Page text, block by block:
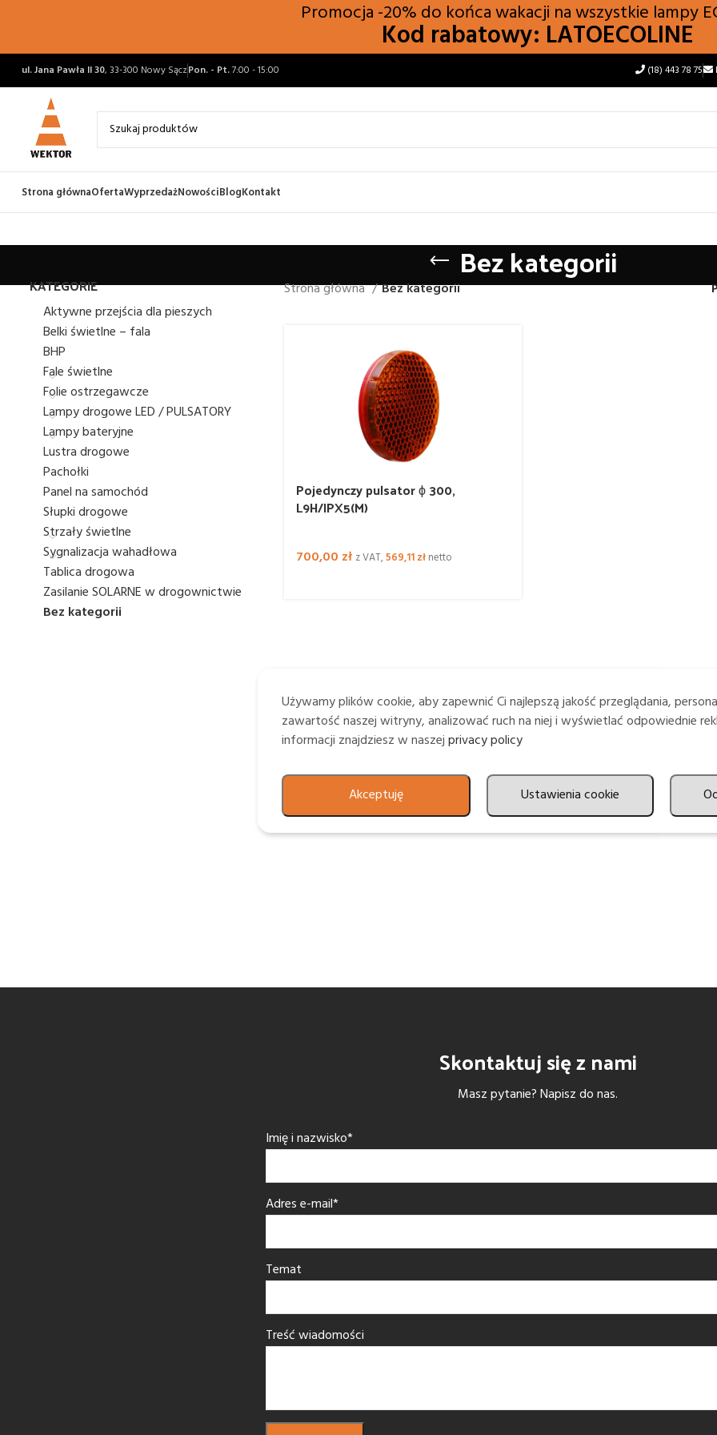
Promocja -20% do końca wakacji na wszystkie lampy
Kod rabatowy: LATOECOLINE
ul. Jana Pawła II 30, 33-300 Nowy SączPon. - Pt.7:00 - 15:00 (18) 443 78 75
Strona głównaOfertaWyprzedażNowościBlogKontakt
Bez kategorii
KATEGORIE
Aktywne przejścia dla pieszych
Belki świetlne – fala
BHP
Fale świetlne
Folie ostrzegawcze
Lampy drogowe LED / PULSATORY
Lampy bateryjne
Lustra drogowe
Pachołki
Panel na samochód
Słupki drogowe
Strzały świetlne
Sygnalizacja wahadłowa
Tablica drogowa
Zasilanie SOLARNE w drogownictwie
Bez kategorii
Strona główna Bez kategorii
Pojedynczy pulsator ϕ 300,
L9H/IPX5(M)
700,00 zł z VAT,569,11złnetto
Skontaktuj się z nami
Masz pytanie? Napisz do nas.
Imię i nazwisko*
Adres e-mail*
Temat
Treść wiadomości
Używamy plików cookie, aby zapewnić Ci najlepszą jakość przeglądania,
zawartość naszej witryny, analizować ruch na niej i wyświetlać odpowiednie
informacji znajdziesz w naszejprivacy policy
Akceptuję Ustawienia cookie